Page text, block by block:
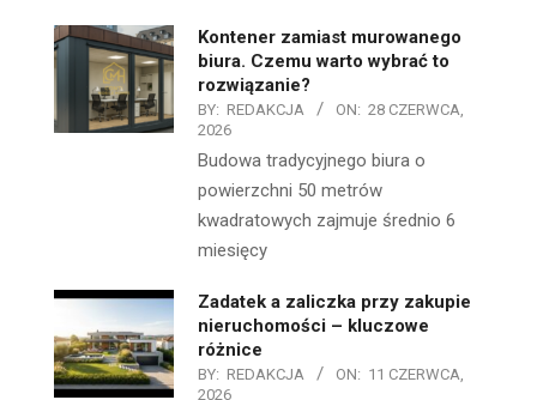
Kontener zamiast murowanego
biura. Czemu warto wybrać to
rozwiązanie?
BY: REDAKCJA ON: 28 CZERWCA,
2026
Budowa tradycyjnego biura o
powierzchni 50 metrów
kwadratowych zajmuje średnio 6
miesięcy
Zadatek a zaliczka przy zakupie
nieruchomości – kluczowe
różnice
BY: REDAKCJA ON: 11 CZERWCA,
2026